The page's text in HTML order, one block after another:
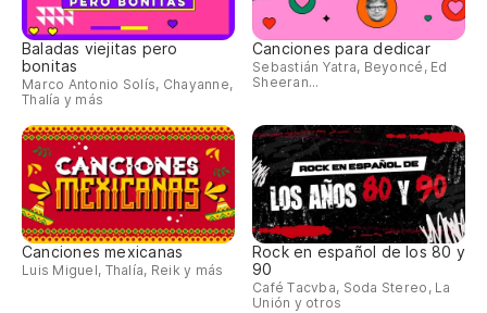
Baladas viejitas pero
bonitas
Marco Antonio Solís, Chayanne,
Thalía y más
Canciones para dedicar
Sebastián Yatra, Beyoncé, Ed
Sheeran...
Canciones mexicanas
Luis Miguel, Thalía, Reik y más
Rock en español de los 80 y
90
Café Tacvba, Soda Stereo, La
Unión y otros